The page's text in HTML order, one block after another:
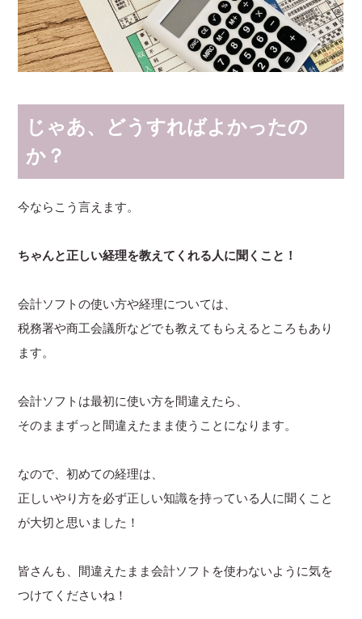
じゃあ、どうすればよかったの
か？
今ならこう言えます。
ちゃんと正しい経理を教えてくれる人に聞くこと！
会計ソフトの使い方や経理については、
税務署や商工会議所などでも教えてもらえるところもあり
ます。
会計ソフトは最初に使い方を間違えたら、
そのままずっと間違えたまま使うことになります。
なので、初めての経理は、
正しいやり方を必ず正しい知識を持っている人に聞くこと
が大切と思いました！
皆さんも、間違えたまま会計ソフトを使わないように気を
つけてくださいね！